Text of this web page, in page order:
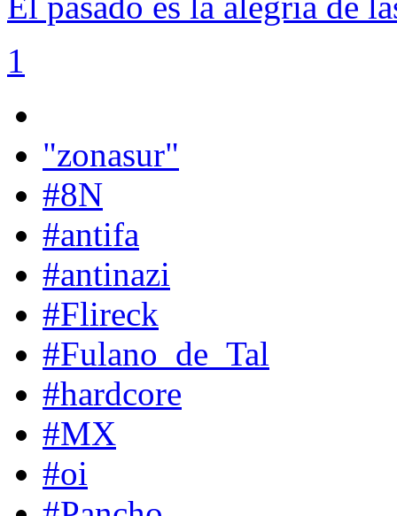
1
"zonasur"
#8N
#antifa
#antinazi
#Flireck
#Fulano_de_Tal
#hardcore
#MX
#oi